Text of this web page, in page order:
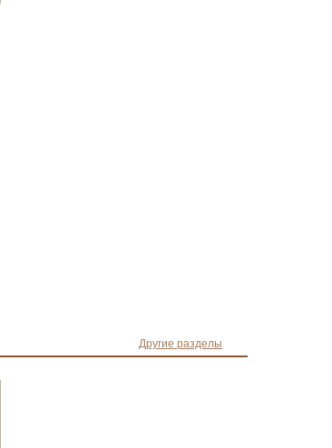
Другие разделы